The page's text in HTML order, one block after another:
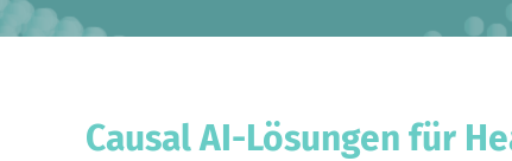
Causal AI-Lösungen für